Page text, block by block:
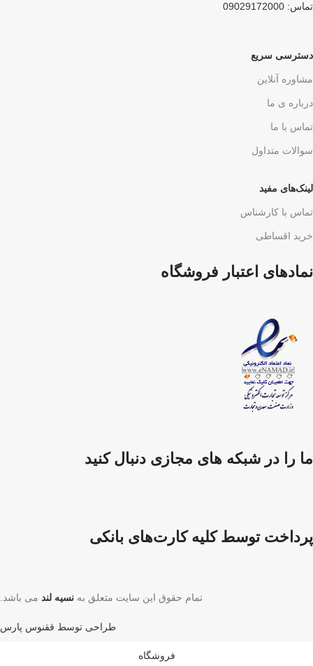
تماس: 09029172000
دسترسی سریع
مشاوره آنلاین
درباره ی ما
تماس با ما
سوالات متداول
لینک‌های مفید
تماس با کارشناس
خرید اقساطی
نمادهای اعتبار فروشگاه
ما را در شبکه های مجازی دنبال کنید
پرداخت توسط کلیه کارت‌های بانکی
تمام حقوق این سایت متعلق به نسیه لند می باشد.
طراحی توسط ققنوس پارس
فروشگاه